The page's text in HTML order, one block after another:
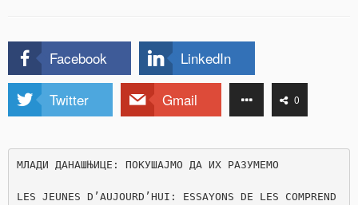
Facebook LinkedIn
Twitter Gmail 0
МЛАДИ ДАНАШЊИЦЕ: ПОКУШАЈМО ДА ИХ РАЗУМЕМО
LES JEUNES D’AUJOURD’HUI: ESSAYONS DE LES COMPREND